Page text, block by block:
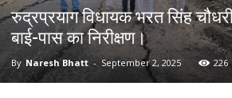
रुद्रप्रयाग विधायक भरत सिंह
बाई-पास का निरीक्षण।
By Naresh Bhatt - September 2, 2025 226